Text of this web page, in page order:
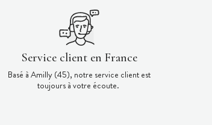
Service client en France
Basé à Amilly (45), notre service client est
toujours à votre écoute.